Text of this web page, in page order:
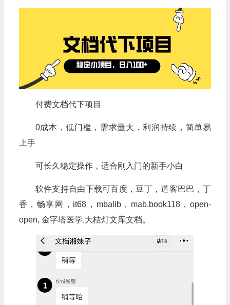
付费文档代下项目
0成本，低门槛，需求量大，利润持续，简单易
上手
可长久稳定操作，适合刚入门的新手小白
软件支持自由下载可百度，豆丁，道客巴巴，丁
香，畅享网，it68，mbalib，mab.book118，open-
open, 金字塔医学,大桔灯文库文档。